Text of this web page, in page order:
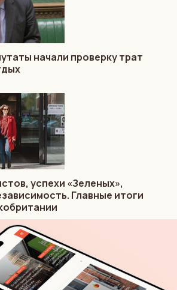
начали проверку трат
успехи «Зеленых»,
Главные итоги